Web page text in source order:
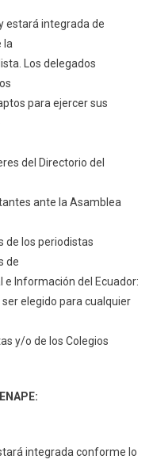
estará integrada de
la
Los delegados
para ejercer sus
del Directorio del
ante la Asamblea
de los periodistas
de
e Información del Ecuador:
elegido para cualquier
y/o de los Colegios
integrada conforme lo